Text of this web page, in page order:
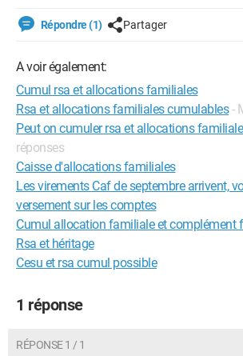
Répondre (1) Partager
A voir également:
Cumul rsa et allocations familiales
Rsa et allocations familiales cumulables -
Peut on cumuler rsa et allocations
réponses
Caisse d'allocations familiales
Les virements Caf de septembre arrivent,
versement sur les comptes
Cumul allocation familiale et complément
Rsa et héritage
Cesu et rsa cumul possible
1 réponse
RÉPONSE 1 / 1